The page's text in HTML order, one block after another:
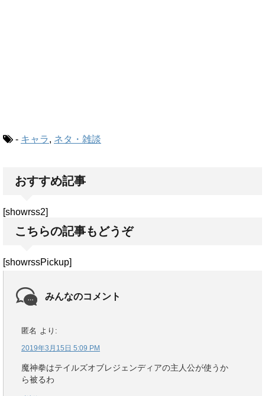
- キャラ, ネタ・雑談
おすすめ記事
[showrss2]
こちらの記事もどうぞ
[showrssPickup]
みんなのコメント
匿名 より:
2019年3月15日 5:09 PM
魔神拳はテイルズオブレジェンディアの主人公が使うか
ら被るわ